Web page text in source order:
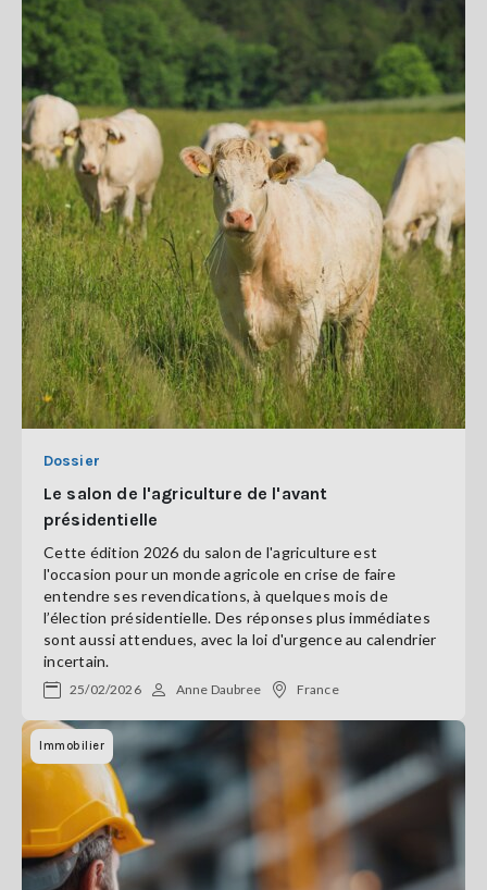
Dossier
Le salon de l'agriculture de l'avant
présidentielle
Cette édition 2026 du salon de l'agriculture est
l'occasion pour un monde agricole en crise de faire
entendre ses revendications, à quelques mois de
l’élection présidentielle. Des réponses plus immédiates
sont aussi attendues, avec la loi d'urgence au calendrier
incertain.
25/02/2026 Anne Daubree France
Immobilier